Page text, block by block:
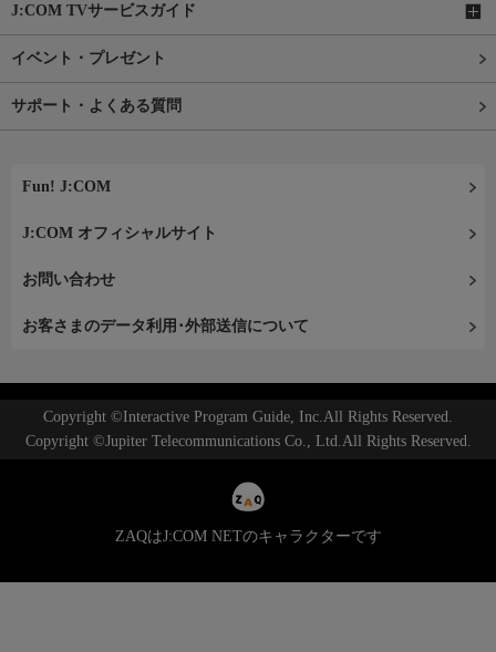
J:COM TVサービスガイド
イベント・プレゼント
サポート・よくある質問
Fun! J:COM
J:COM オフィシャルサイト
お問い合わせ
お客さまのデータ利用･外部送信について
Copyright ©Interactive Program Guide, Inc.All Rights Reserved.
Copyright ©Jupiter Telecommunications Co., Ltd.All Rights Reserved.
ZAQはJ:COM NETのキャラクターです